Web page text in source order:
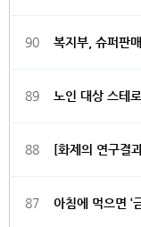
90 복지부, 슈퍼판
89 노인 대상 스테
88 [화제의 연구결
87 아침에 먹으면 ‘